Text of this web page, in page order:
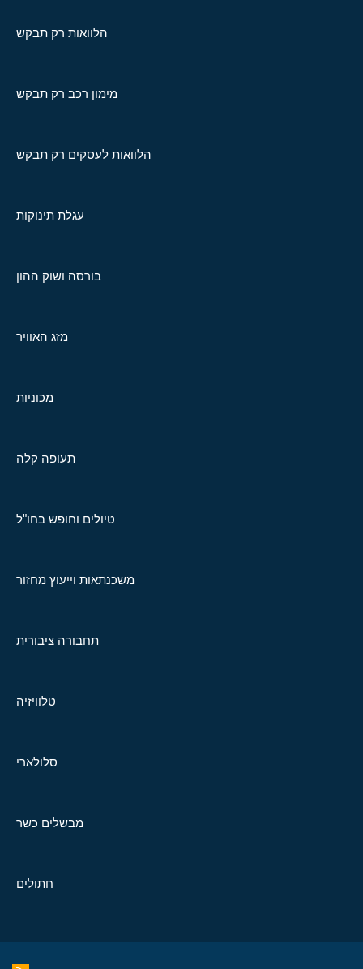
הלוואות רק תבקש
מימון רכב רק תבקש
הלוואות לעסקים רק תבקש
עגלת תינוקות
בורסה ושוק ההון
מזג האוויר
מכוניות
תעופה קלה
טיולים וחופש בחו"ל
משכנתאות וייעוץ מחזור
תחבורה ציבורית
טלוויזיה
סלולארי
מבשלים כשר
חתולים